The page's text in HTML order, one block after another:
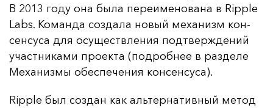
В 2013 го­ду она бы­ла пе­ре­име­но­ва­на в Ripple
Labs. Ко­ман­да соз­да­ла но­вый ме­ха­низм кон­
сен­су­са для осу­щест­вле­ния под­твер­жде­ний
учас­тни­ка­ми про­ек­та (под­роб­нее в раз­де­ле
Ме­ха­низ­мы обес­пе­че­ния кон­сен­су­са).
Ripple был соз­дан как аль­тер­на­тив­ный ме­тод